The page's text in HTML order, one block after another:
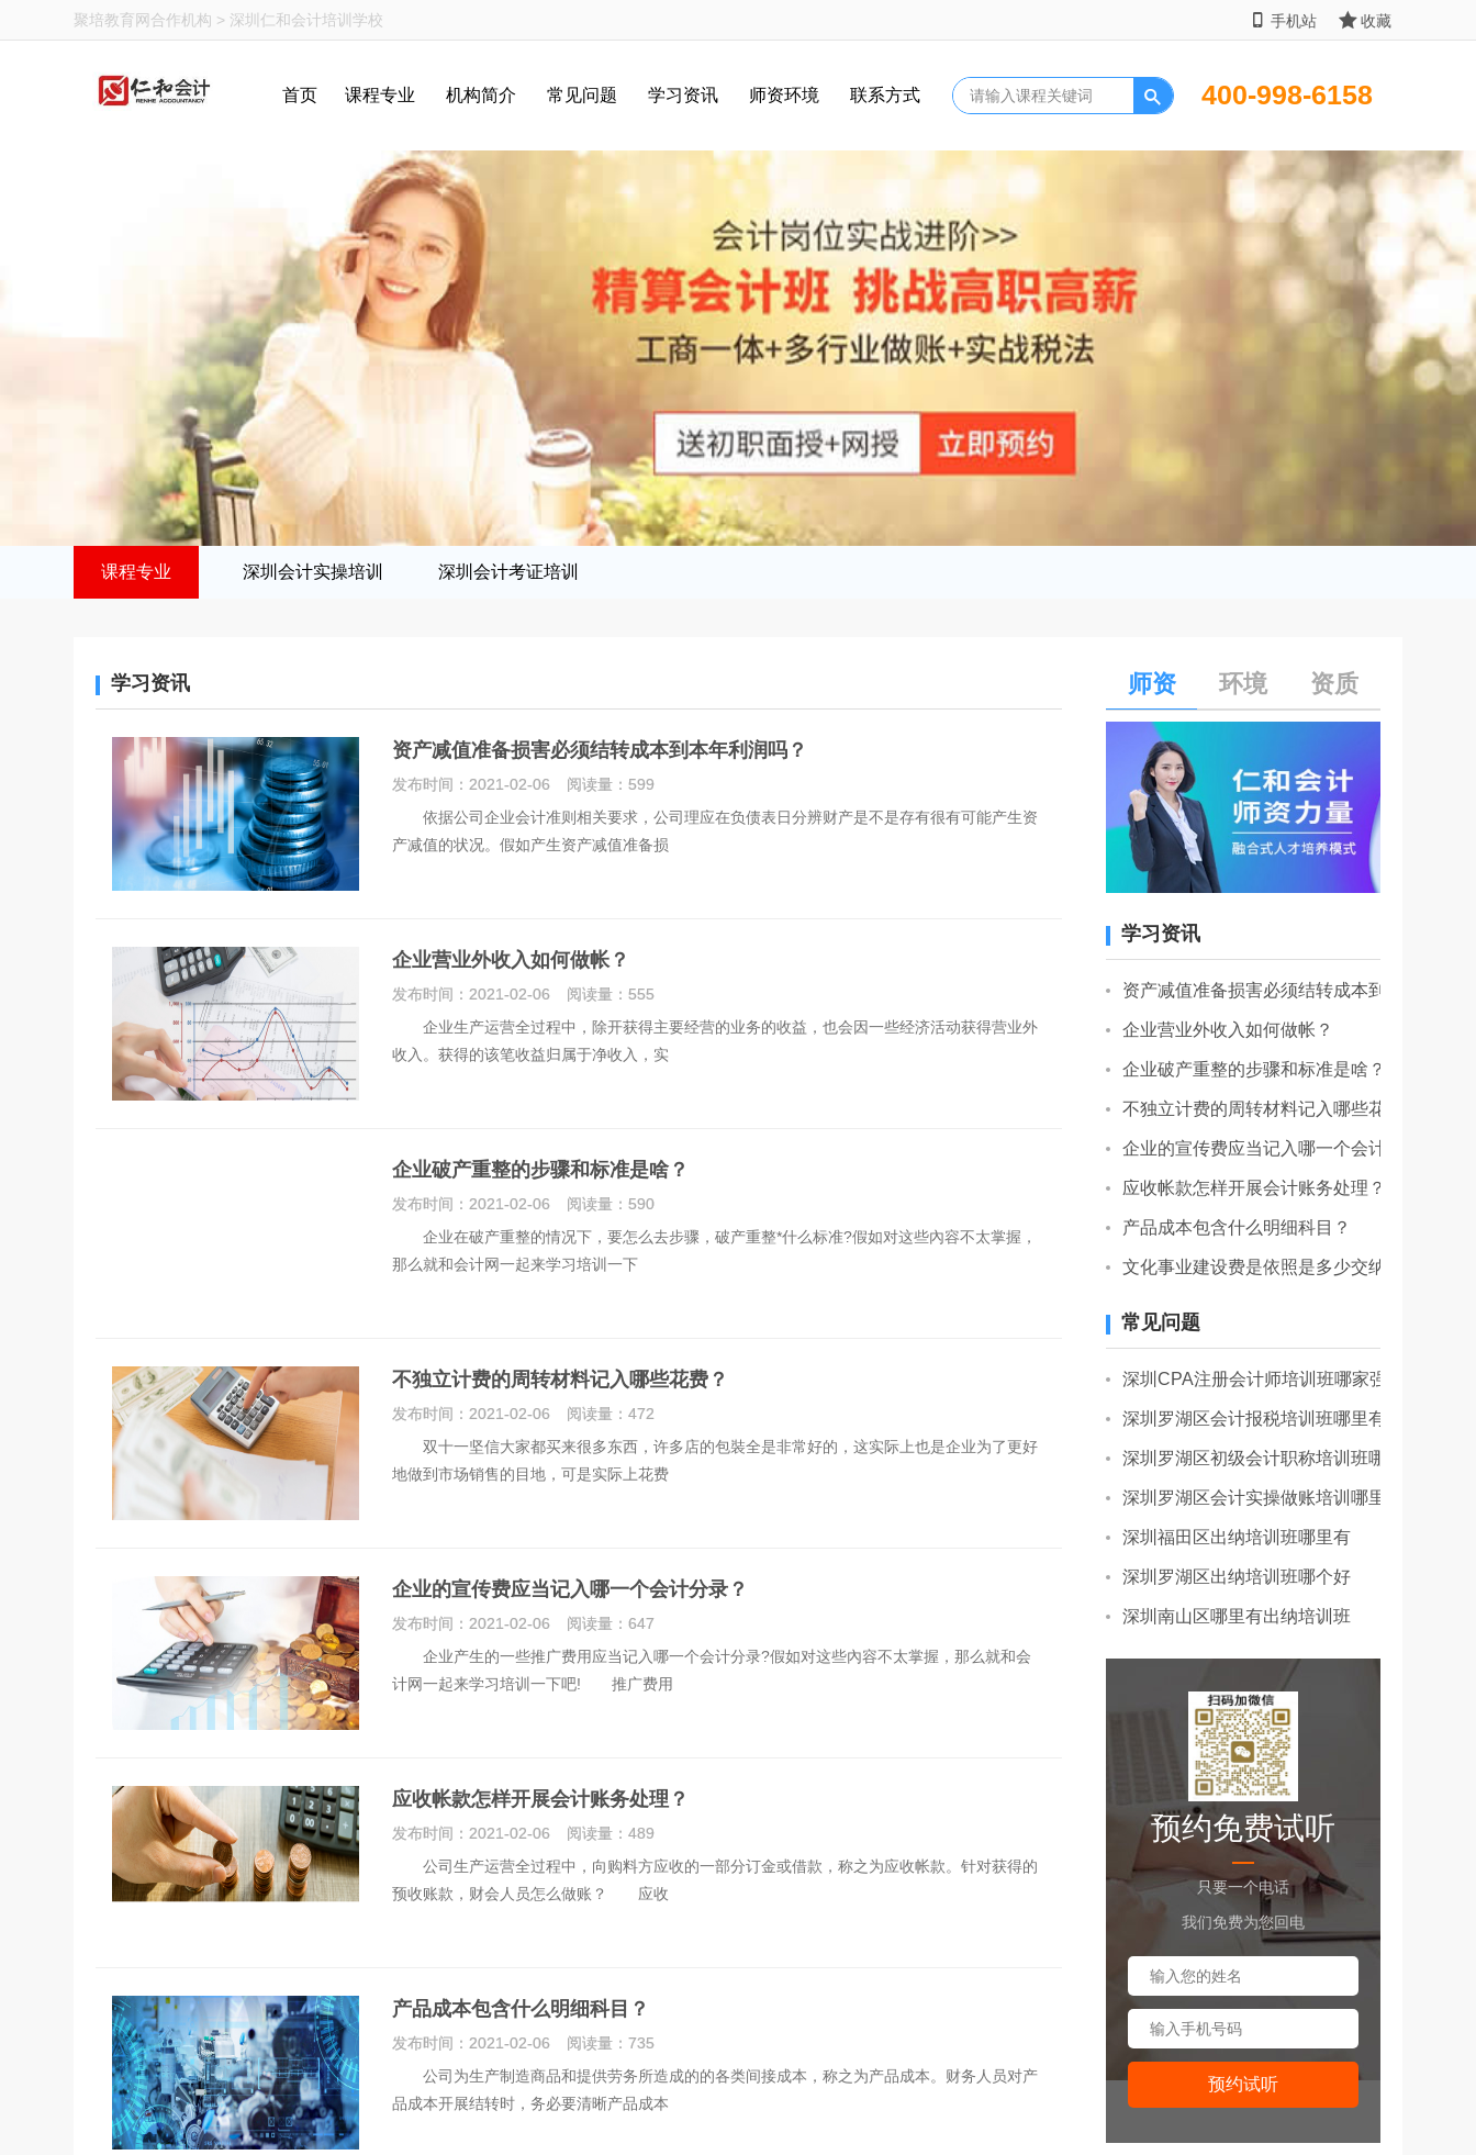
手机站 收藏
聚培教育网 合作机构 > 深圳仁和会计培训学校
首页 课程专业 机构简介 常见问题 学习资讯 师资环境 联系方式 400-998-6158
课程专业 深圳会计实操培训 深圳会计考证培训
学习资讯
资产减值准备损害必须结转成本到本年利润吗？
发布时间： 2021-02-06 阅读量： 599
依据公司企业会计准则相关要求，公司理应在负债表日分辨财产是不是存有很有可能产生资
产减值的状况。假如产生资产减值准备损
企业营业外收入如何做帐？
发布时间： 2021-02-06 阅读量： 555
企业生产运营全过程中，除开获得主要经营的业务的收益，也会因一些经济活动获得营业外
收入。获得的该笔收益归属于净收入，实
企业破产重整的步骤和标准是啥？
发布时间： 2021-02-06 阅读量： 590
企业在破产重整的情况下，要怎么去步骤，破产重整*什么标准?假如对这些內容不太掌握，
那么就和会计网一起来学习培训一下
不独立计费的周转材料记入哪些花费？
发布时间： 2021-02-06 阅读量： 472
双十一坚信大家都买来很多东西，许多店的包裝全是非常好的，这实际上也是企业为了更好
地做到市场销售的目地，可是实际上花费
企业的宣传费应当记入哪一个会计分录？
发布时间： 2021-02-06 阅读量： 647
企业产生的一些推广费用应当记入哪一个会计分录?假如对这些內容不太掌握，那么就和会
计网一起来学习培训一下吧! 推广费用
应收帐款怎样开展会计账务处理？
发布时间： 2021-02-06 阅读量： 489
公司生产运营全过程中，向购料方应收的一部分订金或借款，称之为应收帐款。针对获得的
预收账款，财会人员怎么做账？ 应收
产品成本包含什么明细科目？
发布时间： 2021-02-06 阅读量： 735
公司为生产制造商品和提供劳务所造成的的各类间接成本，称之为产品成本。财务人员对产
品成本开展结转时，务必要清晰产品成本
师资 环境 资质
学习资讯
资产减值准备损害必须结转成本到本年利润
企业营业外收入如何做帐？
企业破产重整的步骤和标准是啥？
不独立计费的周转材料记入哪些花费？
企业的宣传费应当记入哪一个会计分录？
应收帐款怎样开展会计账务处理？
产品成本包含什么明细科目？
文化事业建设费是依照是多少交纳？
常见问题
深圳CPA注册会计师培训班哪家强
深圳罗湖区会计报税培训班哪里有
深圳罗湖区初级会计职称培训班哪里有
深圳罗湖区会计实操做账培训哪里有
深圳福田区出纳培训班哪里有
深圳罗湖区出纳培训班哪个好
深圳南山区哪里有出纳培训班
预约免费试听
只要一个电话
我们免费为您回电